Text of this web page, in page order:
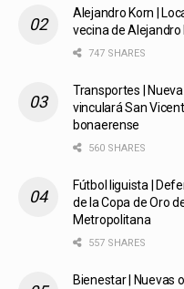
Alejandro Korn |
vecina de
747 SHARES
Transportes |
vinculará San
bonaerense
560 SHARES
Fútbol liguista |
de la Copa de Oro
Metropolitana
557 SHARES
Bienestar | Nuevas